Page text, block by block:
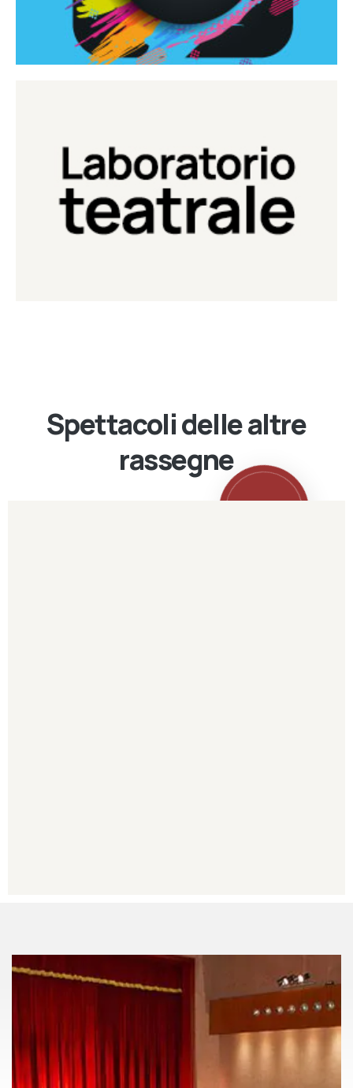
Laboratorio Teatrale
Laboratorio di teatro del Teatro Eduardo de Filippo
Continua
Spettacoli delle altre
rassegne